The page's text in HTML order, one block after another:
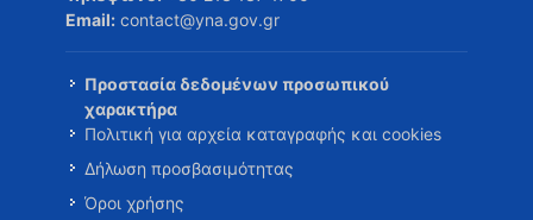
Email: contact@yna.gov.gr
Προστασία δεδομένων προσωπικού
χαρακτήρα
Πολιτική για αρχεία καταγραφής και cookies
Δήλωση προσβασιμότητας
Όροι χρήσης